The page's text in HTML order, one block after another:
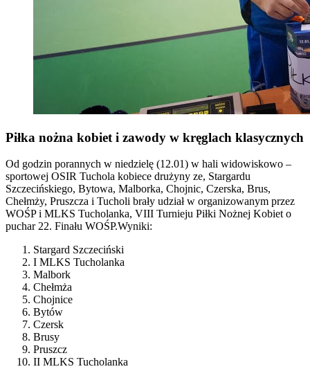
Piłka nożna kobiet i zawody w kręglach klasycznych
Od godzin porannych w niedzielę (12.01) w hali widowiskowo –
sportowej OSIR Tuchola kobiece drużyny ze, Stargardu
Szczecińskiego, Bytowa, Malborka, Chojnic, Czerska, Brus,
Chełmży, Pruszcza i Tucholi brały udział w organizowanym przez
WOŚP i MLKS Tucholanka, VIII Turnieju Piłki Nożnej Kobiet o
puchar 22. Finału WOŚP.Wyniki:
Stargard Szczeciński
I MLKS Tucholanka
Malbork
Chełmża
Chojnice
Bytów
Czersk
Brusy
Pruszcz
II MLKS Tucholanka